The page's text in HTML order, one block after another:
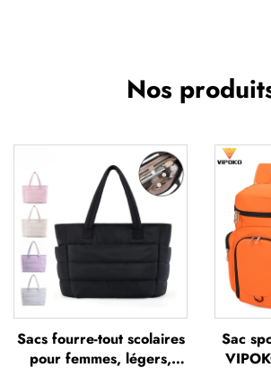
Nos
Sacs fourre-tout scolaires
pour femmes, légers,
Sac